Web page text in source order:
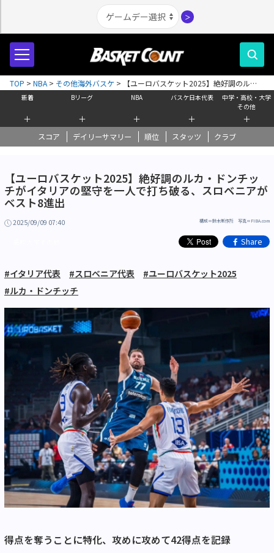
＞
新着
＋
Bリーグ
＋
NBA
＋
バスケ日本代表
＋
中学・高校・大学
その他
＋
スコア デイリーサマリー 順位 スタッツ クラブ
TOP > NBA > その他海外バスケ >
【ユーロバスケット2025】絶好調のル
カ・ドンチッチがイタリアの堅守を一人で打ち破る、スロベニアがベスト8進
【ユーロバスケット2025】絶好調のルカ・ドンチッ
チがイタリアの堅守を一人で打ち破る、スロベニアが
ベスト8進出
2025/09/09 07:40 構成＝鈴木制作所 写真＝FIBA.com
Share
#イタリア代表 #スロベニア代表
#ユーロバスケット2025
#ルカ・ドンチッチ
得点を奪うことに特化、攻めに攻めて42得点を記録